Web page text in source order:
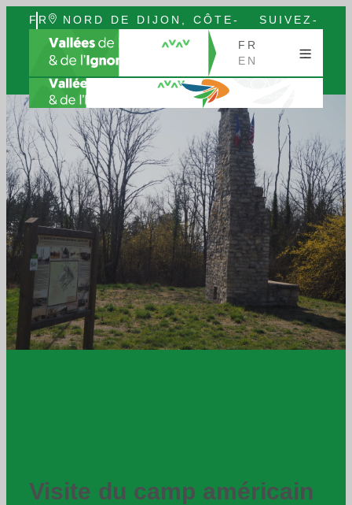
FR
EN
NORD DE DIJON, CÔTE-
D’OR, BOURGOGNE
SUIVEZ-
FR
EN
Visite du camp américain